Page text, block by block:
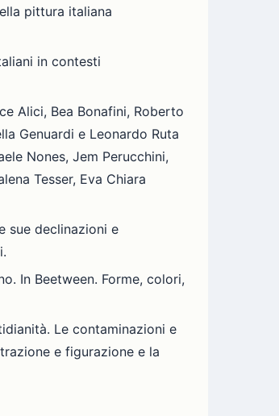
pittura italiana
in contesti
Alici, Bea Bonafini, Roberto
Genuardi e Leonardo Ruta
Nones, Jem Perucchini,
Tesser, Eva Chiara
sue declinazioni e
In Beetween. Forme, colori,
Le contaminazioni e
e figurazione e la